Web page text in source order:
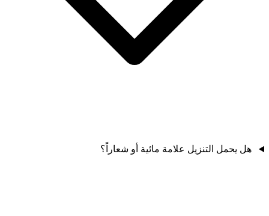
هل يحمل التنزيل علامة مائية أو شعاراً؟